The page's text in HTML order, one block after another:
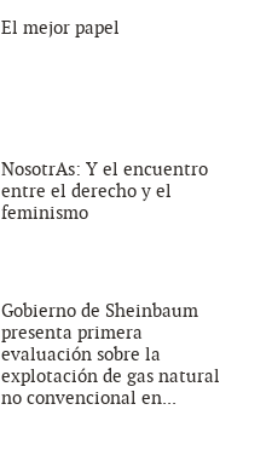
El mejor papel
NosotrAs: Y el encuentro
entre el derecho y el
feminismo
Gobierno de Sheinbaum
presenta primera
evaluación sobre la
explotación de gas natural
no convencional en...